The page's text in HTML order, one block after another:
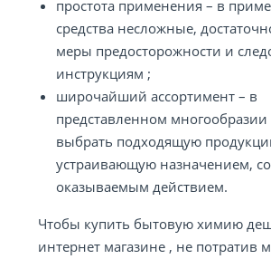
простота применения – в
средства несложные,
меры предосторожности и
инструкциям ;
широчайший ассортимент – в
представленном многообразии
выбрать подходящую
устраивающую назначением,
оказываемым действием.
Чтобы купить бытовую химию
интернет магазине , не потратив